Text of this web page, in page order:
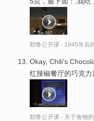
耶鲁公开课 - 1945年后
Okay, Chili's
红辣椒餐厅的巧克
耶鲁公开课 - 关于食物